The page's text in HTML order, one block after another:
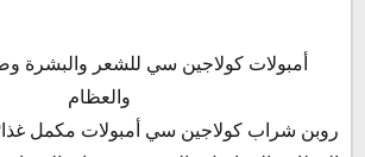
مكونات روبن شراب كولاجين سي Collagen C
كولاجين سي شراب صيدلي
فوائد روبن كولاجين سي للبشرة
أمبولات كولاجين سي للشعر والبشرة
والعظام
روبن شراب كولاجين سي أمبولات مكمل